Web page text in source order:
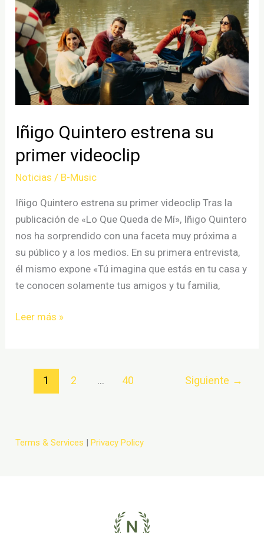
Iñigo Quintero estrena su
primer videoclip
Noticias / B-Music
Iñigo Quintero estrena su primer videoclip Tras la
publicación de «Lo Que Queda de Mí», Iñigo Quintero
nos ha sorprendido con una faceta muy próxima a
su público y a los medios. En su primera entrevista,
él mismo expone «Tú imagina que estás en tu casa y
te conocen solamente tus amigos y tu familia,
Iñigo
Leer más »
1 2 … 40 Siguiente →
Terms & Services |Privacy Policy